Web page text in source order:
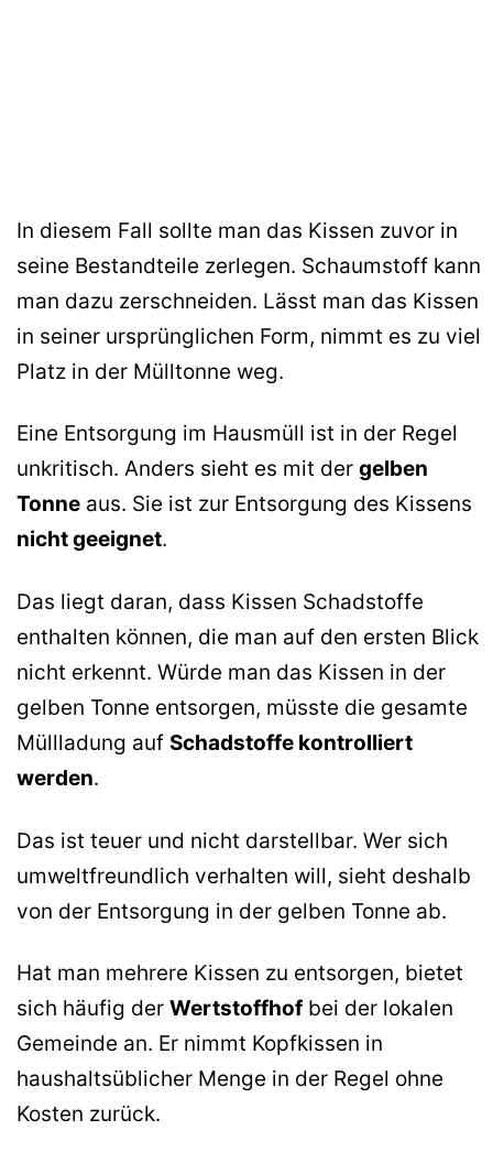
In diesem Fall sollte man das Kissen zuvor in
seine Bestandteile zerlegen. Schaumstoff kann
man dazu zerschneiden. Lässt man das Kissen
in seiner ursprünglichen Form, nimmt es zu viel
Platz in der Mülltonne weg.
Eine Entsorgung im Hausmüll ist in der Regel
unkritisch. Anders sieht es mit der gelben
Tonne aus. Sie ist zur Entsorgung des Kissens
nicht geeignet.
Das liegt daran, dass Kissen Schadstoffe
enthalten können, die man auf den ersten Blick
nicht erkennt. Würde man das Kissen in der
gelben Tonne entsorgen, müsste die gesamte
Müllladung auf Schadstoffe kontrolliert
werden.
Das ist teuer und nicht darstellbar. Wer sich
umweltfreundlich verhalten will, sieht deshalb
von der Entsorgung in der gelben Tonne ab.
Hat man mehrere Kissen zu entsorgen, bietet
sich häufig der Wertstoffhof bei der lokalen
Gemeinde an. Er nimmt Kopfkissen in
haushaltsüblicher Menge in der Regel ohne
Kosten zurück.